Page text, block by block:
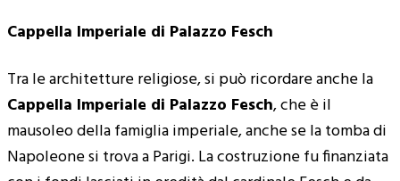
Cappella Imperiale di Palazzo Fesch
Tra le architetture religiose, si può ricordare anche la
Cappella Imperiale di Palazzo Fesch, che è il
mausoleo della famiglia imperiale, anche se la tomba di
Napoleone si trova a Parigi. La costruzione fu finanziata